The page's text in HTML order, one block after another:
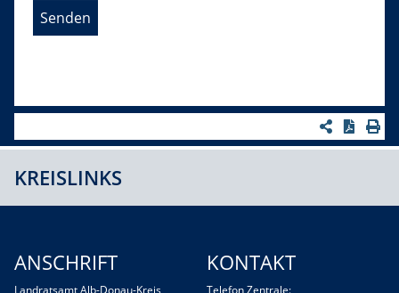
KREISLINKS
ANSCHRIFT
Landratsamt Alb-Donau-Kreis
KONTAKT
Telefon Zentrale: